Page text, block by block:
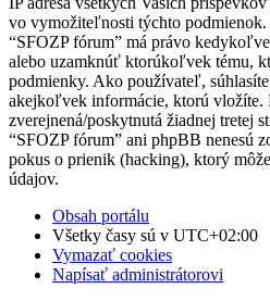
vo vymožiteľnosti týchto podmienok.
“SFOZP fórum” má právo
alebo uzamknúť ktorúkoľvek tému,
podmienky. Ako používateľ,
akejkoľvek informácie, ktorú vložíte.
zverejnená/poskytnutá žiadnej tretej
“SFOZP fórum” ani phpBB nenesú
pokus o prienik (hacking), ktorý
údajov.
Obsah portálu
Všetky časy sú v UTC+02:00
Vymazať cookies
Napísať administrátorovi